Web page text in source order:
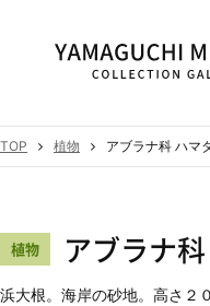
TOP 植物 アブラナ科 ハマ
植物 アブラナ
浜大根。海岸の砂地。高さ２